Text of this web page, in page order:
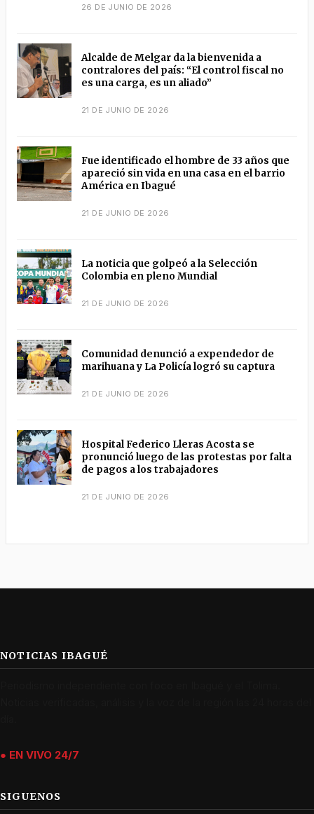
26 DE JUNIO DE 2026
Alcalde de Melgar da la bienvenida a
contralores del país: “El control fiscal no
es una carga, es un aliado”
21 DE JUNIO DE 2026
Fue identificado el hombre de 33 años que
apareció sin vida en una casa en el barrio
América en Ibagué
21 DE JUNIO DE 2026
La noticia que golpeó a la Selección
Colombia en pleno Mundial
21 DE JUNIO DE 2026
Comunidad denunció a expendedor de
marihuana y La Policía logró su captura
21 DE JUNIO DE 2026
Hospital Federico Lleras Acosta se
pronunció luego de las protestas por falta
de pagos a los trabajadores
21 DE JUNIO DE 2026
NOTICIAS IBAGUÉ
● EN VIVO 24/7
SIGUENOS